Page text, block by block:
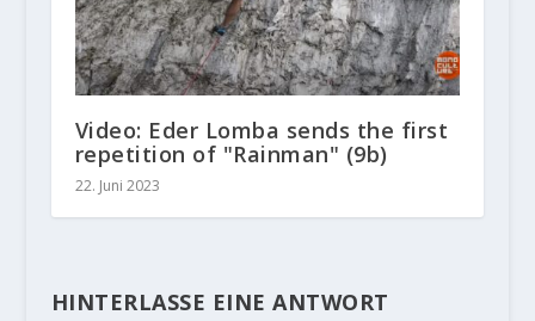
Video: Eder Lomba sends the first
repetition of "Rainman" (9b)
22. Juni 2023
HINTERLASSE EINE ANTWORT